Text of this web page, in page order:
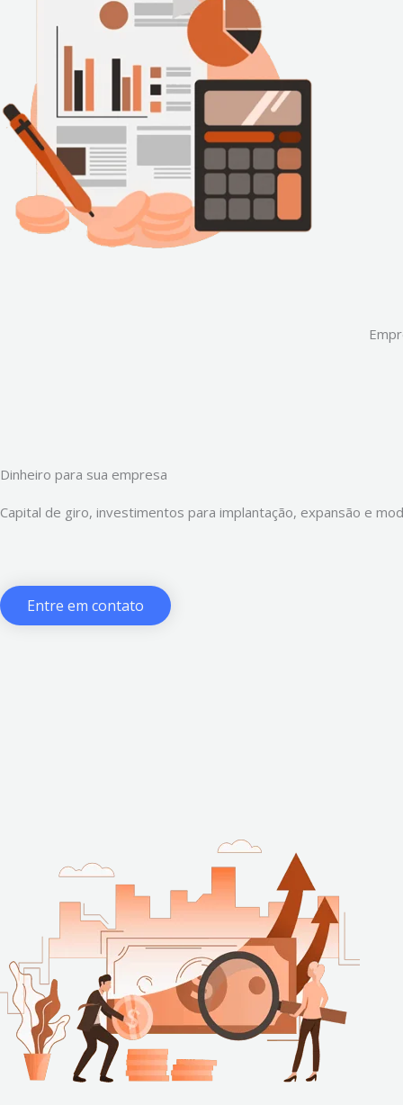
Dinheiro para sua empresa
Capital de giro, investimentos para implantação, expansão e
Entre em contato